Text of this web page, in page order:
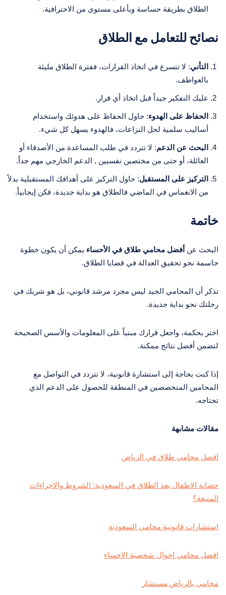
الطلاق بطريقة حساسة وبأعلى مستوى من الاحترافية.
نصائح للتعامل مع الطلاق
التأني: لا تتسرع في اتخاذ القرارات، ففترة الطلاق مليئة
بالعواطف.
عليك التفكير جيداً قبل اتخاذ أي قرار.
الحفاظ على الهدوء: حاول الحفاظ على هدوئك واستخدام
أساليب سلمية لحل النزاعات، فالهدوء يسهل كل شيء.
البحث عن الدعم: لا تتردد في طلب المساعدة من الأصدقاء أو
العائلة، أو حتى من مختصين نفسيين , الدعم الخارجي مهم جداً.
التركيز على المستقبل: حاول التركيز على أهدافك المستقبلية بدلاً
من الانغماس في الماضي فالطلاق هو بداية جديدة، فكن إيجابياً.
خاتمة
البحث عن أفضل محامي طلاق في الأحساء يمكن أن يكون خطوة
حاسمة نحو تحقيق العدالة في قضايا الطلاق.
تذكر أن المحامي الجيد ليس مجرد مرشد قانوني، بل هو شريك في
رحلتك نحو بداية جديدة.
اختر بحكمة، واجعل قرارك مبنياً على المعلومات والأسس الصحيحة
لتضمن أفضل نتائج ممكنة.
إذا كنت بحاجة إلى استشارة قانونية، لا تتردد في التواصل مع
المحامين المتخصصين في المنطقة للحصول على الدعم الذي
تحتاجه.
مقالات مشابهة
افضل محامي طلاق في الرياض
حضانة الاطفال بعد الطلاق في السعودية: الشروط والاجراءات
المتبعة؟
استشارات قانونية محامي السعودية
افضل محامي احوال شخصية الاحساء
محامي بالرياض مستشار